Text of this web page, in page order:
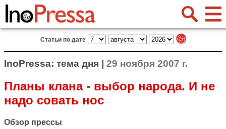
Статьи по дате
InoPressa: тема дня | 29 ноября 2007 г.
Планы клана - выбор народа. И не
надо совать нос
Обзор прессы